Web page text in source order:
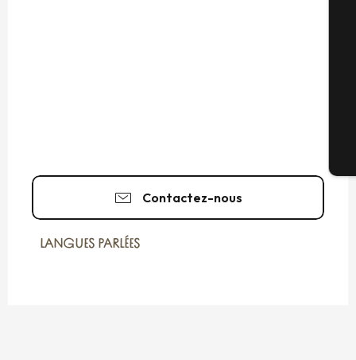
Contactez-nous
LANGUES PARLÉES
LANGUES PARLÉES